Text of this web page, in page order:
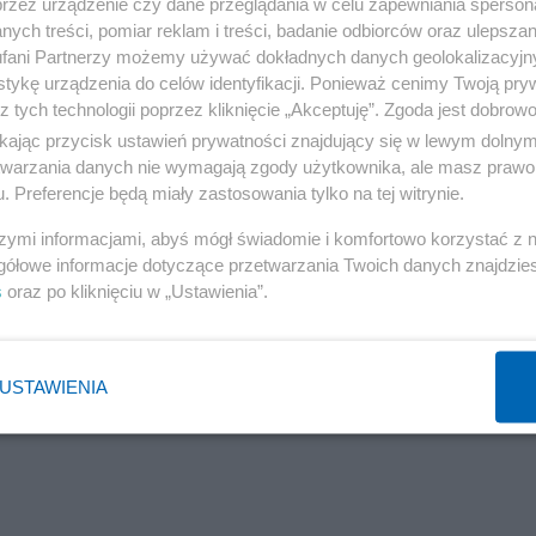
z dziennikarzami przed siedzibą partii w Paryżu.
na angielski:
lub powołanie premiera z lewej strony i
w naszym kraju musi być wreszcie
krajem".
treści, pomiar reklam i treści, badanie odbiorców oraz
Partnerzy możemy używać dokładnych danych
urządzenia do celów identyfikacji. Ponieważ cenimy Twoją
tych technologii poprzez kliknięcie „Akceptuję”. Zgoda jest
przycisk ustawień prywatności znajdujący się w lewym
danych nie wymagają zgody użytkownika, ale masz
Preferencje będą miały zastosowania tylko na tej witrynie.
informacjami, abyś mógł świadomie i komfortowo korzystać z
informacje dotyczące przetwarzania Twoich danych
oraz po kliknięciu w „Ustawienia”.
USTAWIENIA